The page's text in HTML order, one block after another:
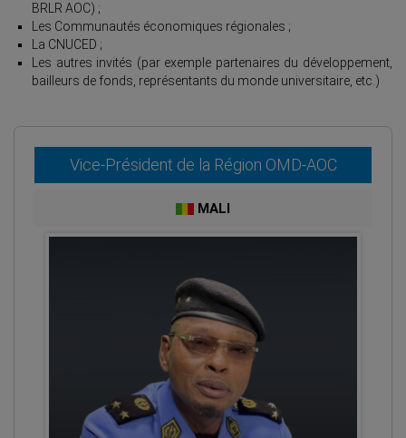
BRLR AOC) ;
Les Communautés économiques régionales ;
La CNUCED ;
Les autres invités (par exemple partenaires du développement,
bailleurs de fonds, représentants du monde universitaire, etc.)
Vice-Président de la Région OMD-AOC
MALI